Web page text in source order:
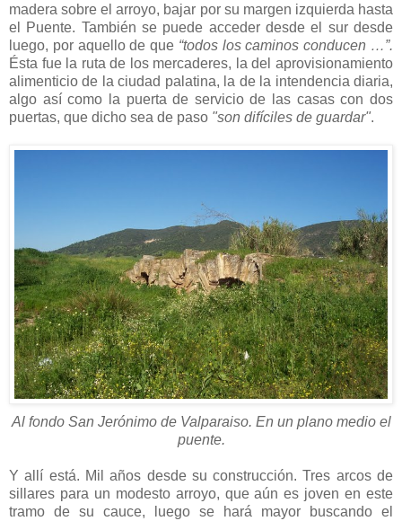
madera sobre el arroyo, bajar por su margen izquierda hasta
el Puente. También se puede acceder desde el sur desde
luego, por aquello de que “todos los caminos conducen …”.
Ésta fue la ruta de los mercaderes, la del aprovisionamiento
alimenticio de la ciudad palatina, la de la intendencia diaria,
algo así como la puerta de servicio de las casas con dos
puertas, que dicho sea de paso "son difíciles de guardar".
Al fondo San Jerónimo de Valparaiso. En un plano medio el
puente.
Y allí está. Mil años desde su construcción. Tres arcos de
sillares para un modesto arroyo, que aún es joven en este
tramo de su cauce, luego se hará mayor buscando el